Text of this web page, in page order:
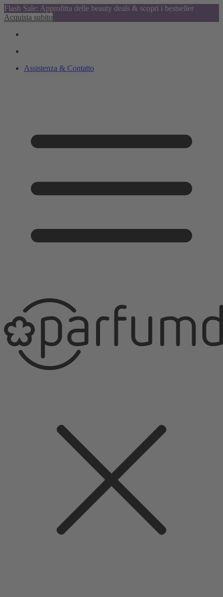
Flash Sale: Approfitta delle beauty deals & scopri i bestseller
Acquista subito
Assistenza & Contatto